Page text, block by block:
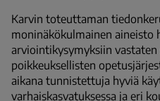
Karvin toteuttaman
moninäkökulmainen aineisto
arviointikysymyksiin vastaten
poikkeuksellisten
aikana tunnistettuja hyviä
varhaiskasvatuksessa ja eri